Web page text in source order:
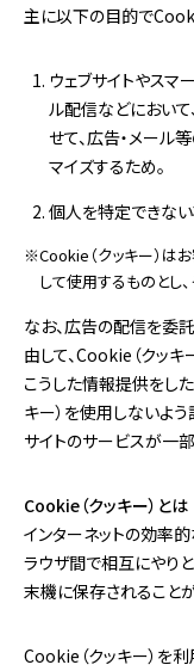
主に以下の目的で
ウェブサイトやスマ
ル配信などにおい
せて、広告・メール
マイズするため。
個人を特定できない
※Cookie（クッキー）は
して使用するものとし
なお、広告の配信を委
由して、Cookie（クッ
こうした情報提供をし
キー）を使用しないよ
サイトのサービスが一
Cookie（クッキー）とは
インターネットの効率
ラウザ間で相互にやり
末機に保存されることが
Cookie（クッキー）を